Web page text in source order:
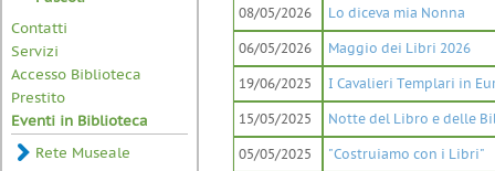
08/05/2026 Lo diceva mia Nonna
06/05/2026 Maggio dei Libri 2026
19/06/2025 I Cavalieri Templari in
15/05/2025 Notte del Libro e delle
05/05/2025 "Costruiamo con i Libri"
Contatti
Servizi
Accesso Biblioteca
Prestito
Eventi in Biblioteca
Rete Museale